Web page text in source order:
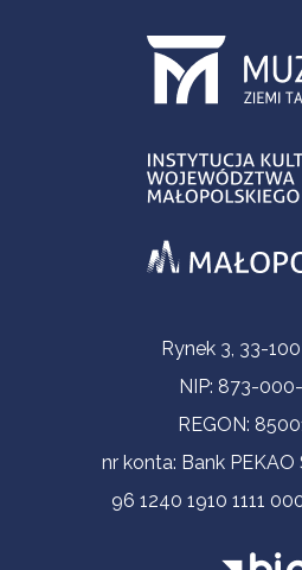
Informacje kontaktowe
Rynek 3, 33-
NIP: 873-
REGON:
nr konta: Bank
96 1240 1910 1111